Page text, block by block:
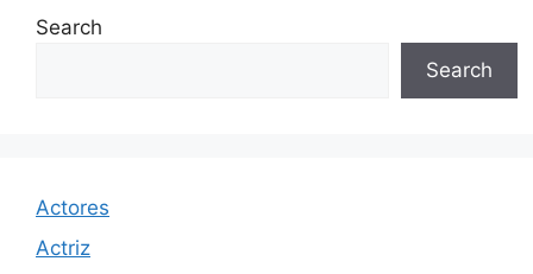
Search
Search
Actores
Actriz